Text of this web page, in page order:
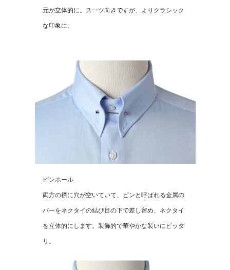
元が立体的に。スーツ向きですが、よりクラシック
な印象に。
ピンホール
両方の襟に穴が空いていて、ピンと呼ばれる金属の
バーをネクタイの結び目の下で差し留め、ネクタイ
を立体的にします。装飾的で華やかな装いにピッタ
リ。